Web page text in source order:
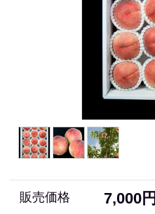
販売価格 7,000円